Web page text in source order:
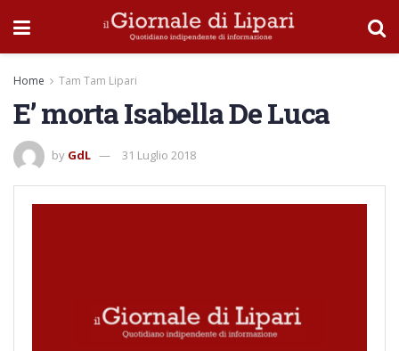
Home Tam Tam Lipari
E’ morta Isabella De Luca
by GdL 31 Luglio 2018